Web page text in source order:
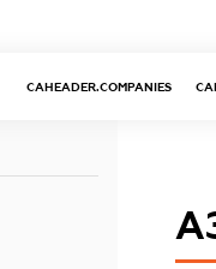
CAHEADER.COMPANIES